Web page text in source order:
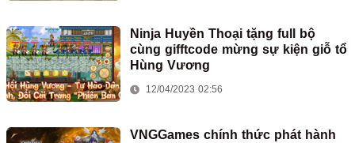
Ninja Huyền Thoại tặng full bộ
cùng gifftcode mừng sự kiện giỗ tổ
Hùng Vương
12/04/2023 02:56
VNGGames chính thức phát hành